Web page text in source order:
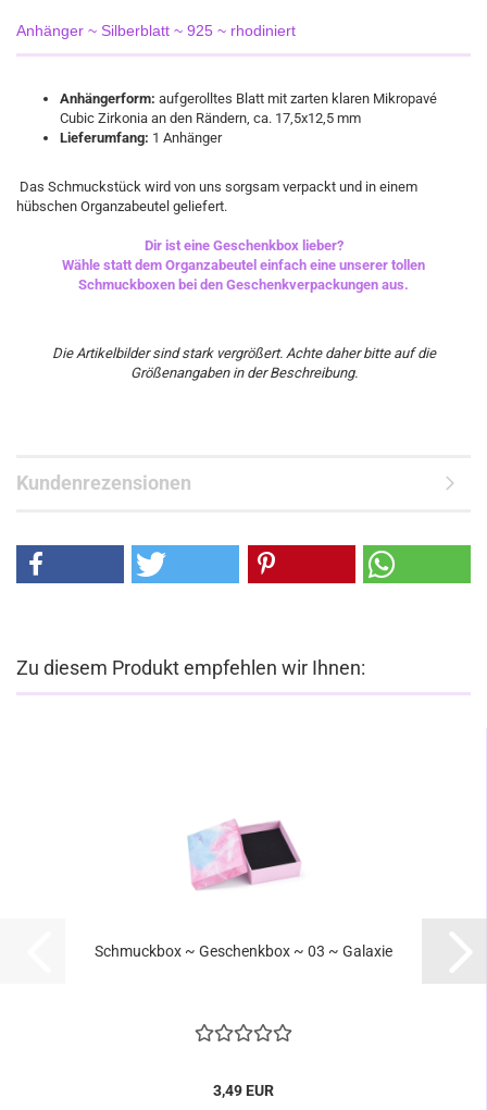
Anhänger ~ Silberblatt ~ 925 ~ rhodiniert
Anhängerform: aufgerolltes Blatt mit zarten klaren Mikropavé
Cubic Zirkonia an den Rändern, ca. 17,5x12,5 mm
Lieferumfang: 1 Anhänger
Das Schmuckstück wird von uns sorgsam verpackt und in einem
hübschen Organzabeutel geliefert.
Dir ist eine Geschenkbox lieber?
Wähle statt dem Organzabeutel einfach eine unserer tollen
Schmuckboxen bei den Geschenkverpackungen aus.
Die Artikelbilder sind stark vergrößert. Achte daher bitte auf die
Größenangaben in der Beschreibung.
Kundenrezensionen
Zu diesem Produkt empfehlen wir Ihnen:
Schmuckbox ~ Geschenkbox ~ 03 ~ Galaxie
3,49 EUR